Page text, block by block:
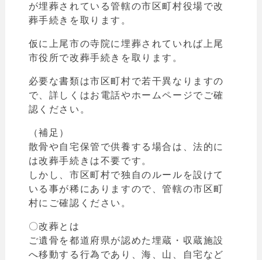
が埋葬されている管轄の市区町村役場で改
葬手続きを取ります。
仮に 上尾市の寺院に埋葬されていれば 上尾
市役所で改葬手続きを取ります。
必要な書類は市区町村で若干異なりますの
で、詳しくはお電話やホームページでご確
認ください。
（補足）
散骨や自宅保管で供養する場合は、法的に
は改葬手続きは不要です。
しかし、市区町村で独自のルールを設けて
いる事が稀にありますので、管轄の市区町
村にご確認ください。
〇改葬とは
ご遺骨を都道府県が認めた埋蔵・収蔵施設
へ移動する行為であり、海、山、自宅など